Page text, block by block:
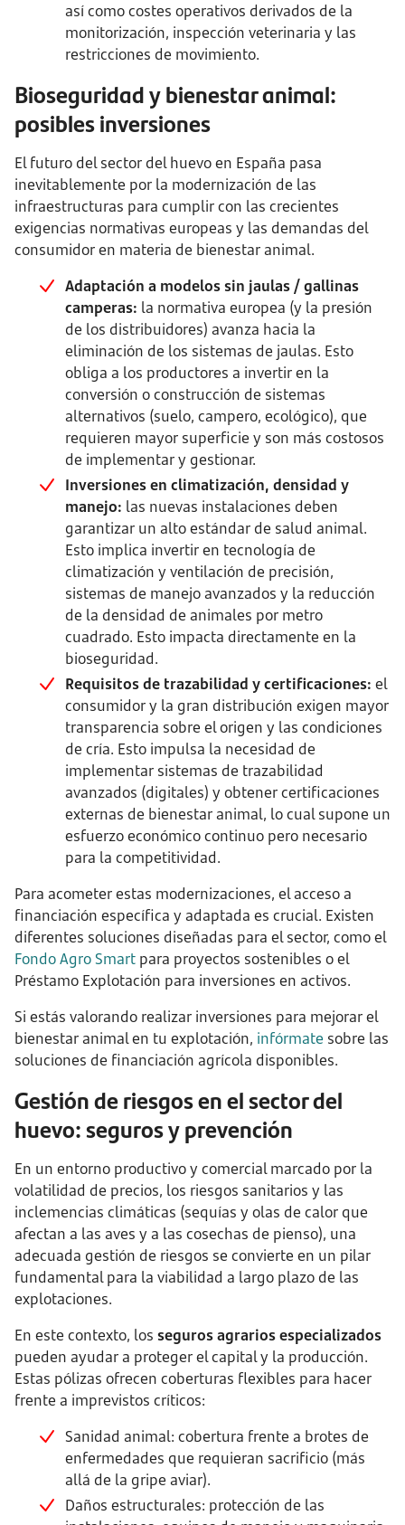
así como costes operativos derivados de la
monitorización, inspección veterinaria y las
restricciones de movimiento.
Bioseguridad y bienestar animal:
posibles inversiones
El futuro del sector del huevo en España pasa
inevitablemente por la modernización de las
infraestructuras para cumplir con las crecientes
exigencias normativas europeas y las demandas del
consumidor en materia de bienestar animal.
Adaptación a modelos sin jaulas / gallinas
camperas: la normativa europea (y la presión
de los distribuidores) avanza hacia la
eliminación de los sistemas de jaulas. Esto
obliga a los productores a invertir en la
conversión o construcción de sistemas
alternativos (suelo, campero, ecológico), que
requieren mayor superficie y son más costosos
de implementar y gestionar.
Inversiones en climatización, densidad y
manejo: las nuevas instalaciones deben
garantizar un alto estándar de salud animal.
Esto implica invertir en tecnología de
climatización y ventilación de precisión,
sistemas de manejo avanzados y la reducción
de la densidad de animales por metro
cuadrado. Esto impacta directamente en la
bioseguridad.
Requisitos de trazabilidad y certificaciones: el
consumidor y la gran distribución exigen mayor
transparencia sobre el origen y las condiciones
de cría. Esto impulsa la necesidad de
implementar sistemas de trazabilidad
avanzados (digitales) y obtener certificaciones
externas de bienestar animal, lo cual supone un
esfuerzo económico continuo pero necesario
para la competitividad.
Para acometer estas modernizaciones, el acceso a
financiación específica y adaptada es crucial. Existen
diferentes soluciones diseñadas para el sector, como el
Fondo Agro Smart para proyectos sostenibles o el
Préstamo Explotación para inversiones en activos.
Si estás valorando realizar inversiones para mejorar el
bienestar animal en tu explotación, infórmate sobre las
soluciones de financiación agrícola disponibles.
Gestión de riesgos en el sector del
huevo: seguros y prevención
En un entorno productivo y comercial marcado por la
volatilidad de precios, los riesgos sanitarios y las
inclemencias climáticas (sequías y olas de calor que
afectan a las aves y a las cosechas de pienso), una
adecuada gestión de riesgos se convierte en un pilar
fundamental para la viabilidad a largo plazo de las
explotaciones.
En este contexto, los seguros agrarios especializados
pueden ayudar a proteger el capital y la producción.
Estas pólizas ofrecen coberturas flexibles para hacer
frente a imprevistos críticos:
Sanidad animal: cobertura frente a brotes de
enfermedades que requieran sacrificio (más
allá de la gripe aviar).
Daños estructurales: protección de las